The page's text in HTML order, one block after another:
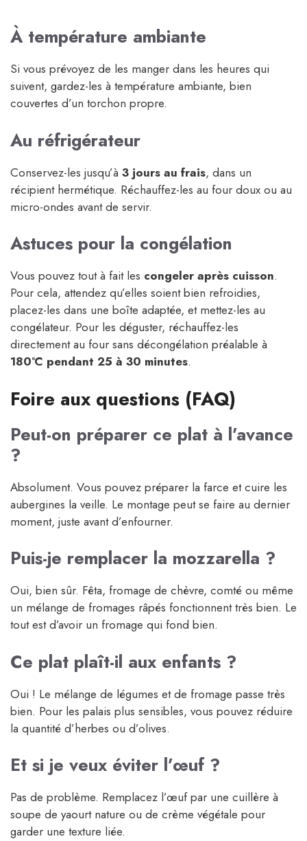
À température ambiante
Si vous prévoyez de les manger dans les heures qui
suivent, gardez-les à température ambiante, bien
couvertes d’un torchon propre.
Au réfrigérateur
Conservez-les jusqu’à 3 jours au frais, dans un
récipient hermétique. Réchauffez-les au four doux ou au
micro-ondes avant de servir.
Astuces pour la congélation
Vous pouvez tout à fait les congeler après cuisson.
Pour cela, attendez qu’elles soient bien refroidies,
placez-les dans une boîte adaptée, et mettez-les au
congélateur. Pour les déguster, réchauffez-les
directement au four sans décongélation préalable à
180°C pendant 25 à 30 minutes.
Foire aux questions (FAQ)
Peut-on préparer ce plat à l’avance
?
Absolument. Vous pouvez préparer la farce et cuire les
aubergines la veille. Le montage peut se faire au dernier
moment, juste avant d’enfourner.
Puis-je remplacer la mozzarella ?
Oui, bien sûr. Fêta, fromage de chèvre, comté ou même
un mélange de fromages râpés fonctionnent très bien. Le
tout est d’avoir un fromage qui fond bien.
Ce plat plaît-il aux enfants ?
Oui ! Le mélange de légumes et de fromage passe très
bien. Pour les palais plus sensibles, vous pouvez réduire
la quantité d’herbes ou d’olives.
Et si je veux éviter l’œuf ?
Pas de problème. Remplacez l’œuf par une cuillère à
soupe de yaourt nature ou de crème végétale pour
garder une texture liée.